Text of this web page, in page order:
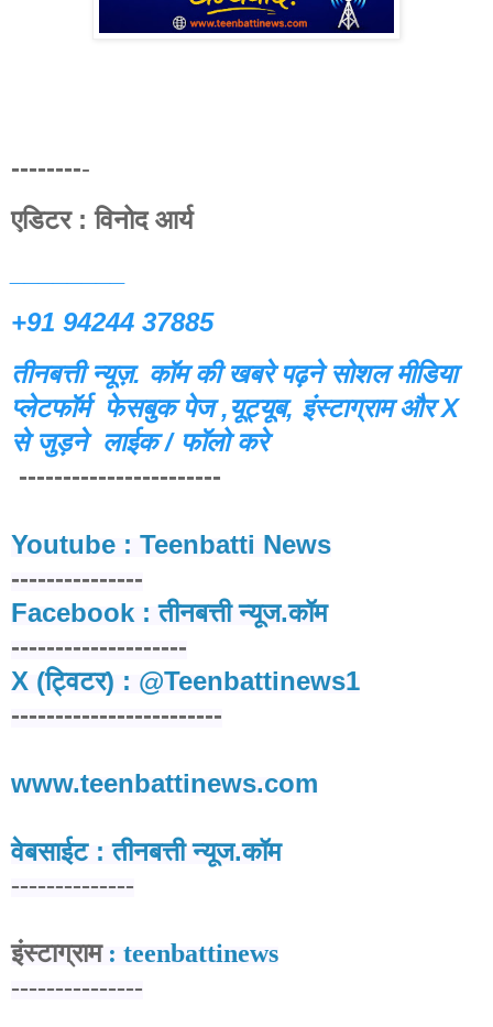
---------
एडिटर : विनोद आर्य
+91 94244 37885
तीनबत्ती न्यूज़. कॉम की खबरे पढ़नेसोशल मीडिया
प्लेटफॉर्म फेसबुक पेज ,यूट्यूब, इंस्टाग्राम और X
से जुड़ने लाईक / फॉलो करे
-----------------------
Youtube : Teenbatti News
---------------
Facebook : तीनबत्ती न्यूज.कॉम
--------------------
X (ट्विटर) : @Teenbattinews1
------------------------
www.teenbattinews.com
वेबसाईट : तीनबत्ती न्यूज.कॉम
--------------
इंस्टाग्राम: teenbattinews
---------------